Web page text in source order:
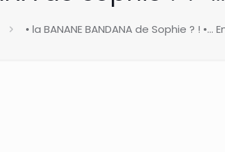
• la BANANE BANDANA de Sophie ? ! •…